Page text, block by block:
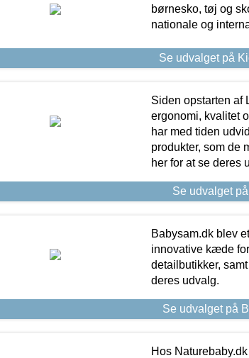
børnesko, tøj og
nationale og
Se udvalget på
Siden opstarten af
ergonomi, kvalitet
har med tiden
produkter, som de
her for at se deres
Se udvalget
Babysam.dk blev
innovative kæde
detailbutikker,
deres udvalg.
Se udvalget på
Hos